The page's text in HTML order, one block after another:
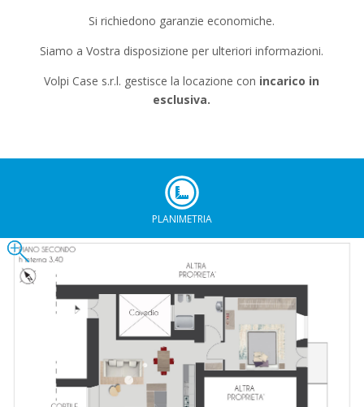
Si richiedono garanzie economiche.
Siamo a Vostra disposizione per ulteriori informazioni.
Volpi Case s.r.l. gestisce la locazione con incarico in
esclusiva.
PLANIMETRIA